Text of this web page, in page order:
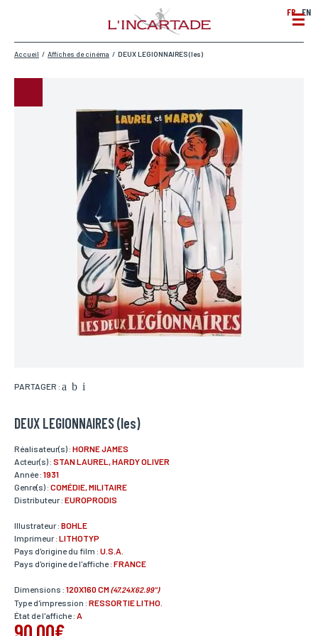
FR EN
Accueil / Affiches de cinéma / DEUX LEGIONNAIRES (les)
PARTAGER :
DEUX LEGIONNAIRES (les)
Réalisateur(s) : HORNE JAMES
Acteur(s) : STAN LAUREL, HARDY OLIVER
Année : 1931
Genre(s) : COMÉDIE, MILITAIRE
Distributeur : EUROPRODIS
Illustrateur : BOHLE
Imprimeur : LITHOTYP
Pays d'origine du film : U.S.A.
Pays d'origine de l'affiche : FRANCE
Dimensions : 120X160 CM(47.24X62.99")
Type d'impression : RESSORTIE LITHO.
État de l'affiche : A